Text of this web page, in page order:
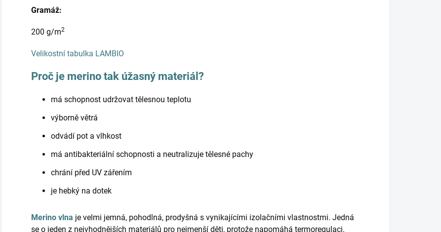
Gramáž:
200 g/m2
Velikostní tabulka LAMBIO
Proč je merino tak úžasný materiál?
má schopnost udržovat tělesnou teplotu
výborně větrá
odvádí pot a vlhkost
má antibakteriální schopnosti a neutralizuje tělesné pachy
chrání před UV zářením
je hebký na dotek
Merino vlna je velmi jemná, pohodlná, prodyšná s vynikajícími izolačními vlastnostmi. Jedná
se o jeden z nejvhodnějších materiálů pro nejmenší děti, protože napomáhá termoregulaci.